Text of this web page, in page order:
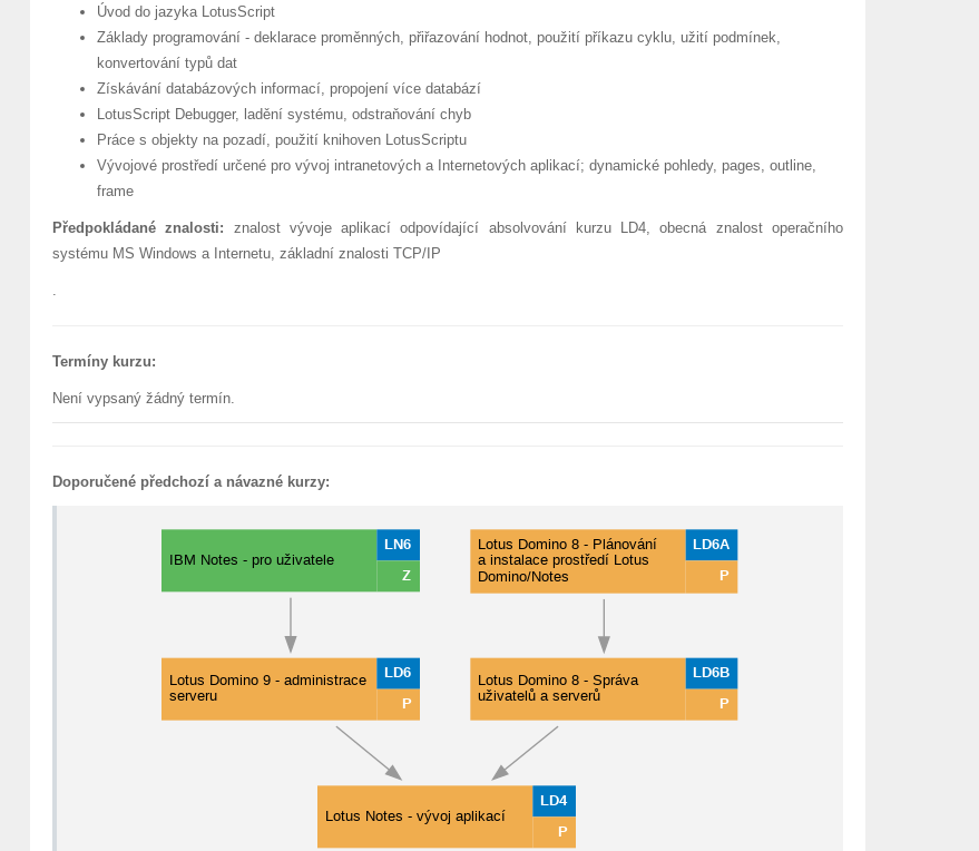
Úvod do jazyka LotusScript
Základy programování - deklarace proměnných, přiřazování hodnot, použití příkazu cyklu, užití podmínek,
konvertování typů dat
Získávání databázových informací, propojení více databází
LotusScript Debugger, ladění systému, odstraňování chyb
Práce s objekty na pozadí, použití knihoven LotusScriptu
Vývojové prostředí určené pro vývoj intranetových a Internetových aplikací; dynamické pohledy, pages, outline,
frame
Předpokládané znalosti: znalost vývoje aplikací odpovídající absolvování kurzu LD4, obecná znalost operačního
systému MS Windows a Internetu, základní znalosti TCP/IP
.
Termíny kurzu:
Není vypsaný žádný termín.
Doporučené předchozí a návazné kurzy: